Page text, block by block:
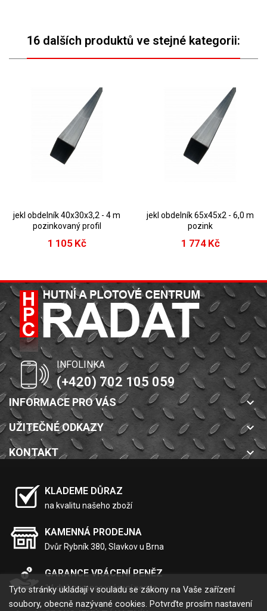
16 dalších produktů ve stejné kategorii:
jekl obdelník 40x30x3,2 - 4 m
pozinkovaný profil
1 105 Kč
jekl obdelník 65x45x2 - 6,0 m
pozink
1 774 Kč
INFOLINKA
(+420) 702 105 059
INFORMACE PRO VÁS keyboard_arrow_down
UŽITEČNÉ ODKAZY keyboard_arrow_down
KONTAKT keyboard_arrow_down
Tyto stránky ukládají v souladu se zákony na Vaše zařízení
soubory, obecně nazývané cookies. Potvrďte prosím nastavení
KLADEME DŮRAZ
na kvalitu našeho zboží
KAMENNÁ PRODEJNA
Dvůr Rybník 380, Slavkov u Brna
GARANCE VRÁCENÍ PENĚZ
14 dnů garance vrácení peněz